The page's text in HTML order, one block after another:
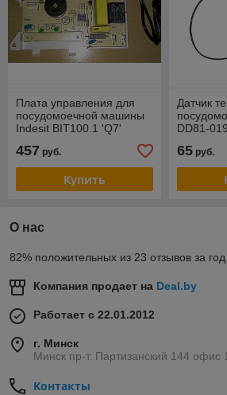
Плата управления для
посудомоечной машины
Indesit BIT100.1 'Q7'
С00259737
457 руб.
Купить
Датчик
DD81-
65руб.
О нас
82% положительных из 23 отзывов за год
Компания продает на Deal.by
Работает с 22.01.2012
г. Минск
Минск пр-т. Партизанский 144 офис
Контакты